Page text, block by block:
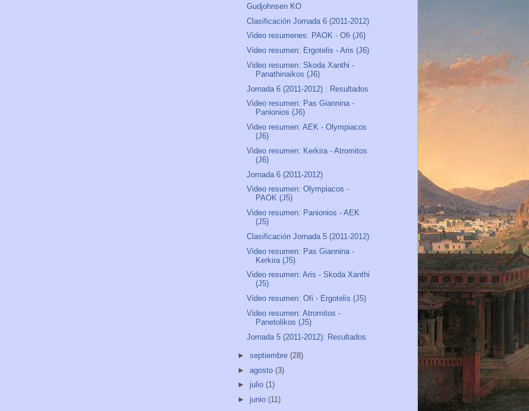
Gudjohnsen KO
Clasificación Jornada 6 (2011-2012)
Video resumenes: PAOK - Ofi (J6)
Video resumen: Ergotelis - Aris (J6)
Video resumen: Skoda Xanthi -
Panathinaikos (J6)
Jornada 6 (2011-2012) : Resultados
Video resumen: Pas Giannina -
Panionios (J6)
Video resumen: AEK - Olympiacos
(J6)
Video resumen: Kerkira - Atromitos
(J6)
Jornada 6 (2011-2012)
Video resumen: Olympiacos -
PAOK (J5)
Video resumen: Panionios - AEK
(J5)
Clasificación Jornada 5 (2011-2012)
Video resumen: Pas Giannina -
Kerkira (J5)
Video resumen: Aris - Skoda Xanthi
(J5)
Video resumen: Ofi - Ergotelis (J5)
Video resumen: Atromitos -
Panetolikos (J5)
Jornada 5 (2011-2012): Resultados
► septiembre (28)
► agosto (3)
► julio (1)
► junio (11)